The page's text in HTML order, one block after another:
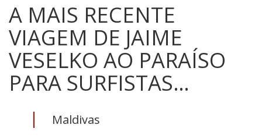
A MAIS RECENTE
VIAGEM DE JAIME
VESELKO AO PARAÍSO
PARA SURFISTAS…
Maldivas